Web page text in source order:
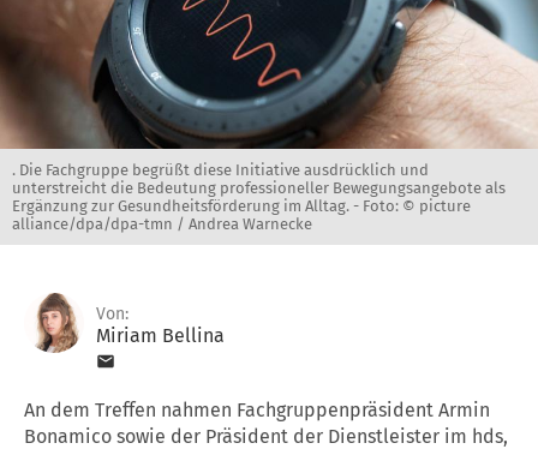
. Die Fachgruppe begrüßt diese Initiative ausdrücklich und
unterstreicht die Bedeutung professioneller Bewegungsangebote als
Ergänzung zur Gesundheitsförderung im Alltag. - Foto: © picture
alliance/dpa/dpa-tmn / Andrea Warnecke
Von:
Miriam Bellina
An dem Treffen nahmen Fachgruppenpräsident Armin
Bonamico sowie der Präsident der Dienstleister im hds,